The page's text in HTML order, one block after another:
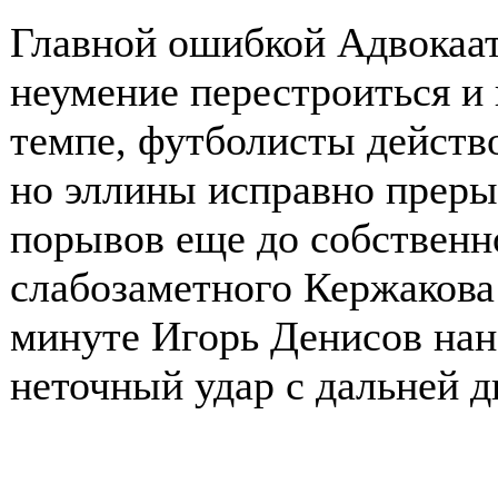
Главной ошибкой
неумение перестроиться
темпе, футболисты
но эллины исправно
порывов еще до
слабозаметного
минуте Игорь Денисов
неточный удар с дальней